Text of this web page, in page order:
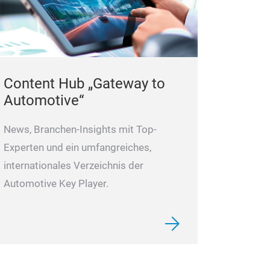
Content Hub „Gateway to
Automotive“
News, Branchen-Insights mit Top-
Experten und ein umfangreiches,
internationales Verzeichnis der
Automotive Key Player.